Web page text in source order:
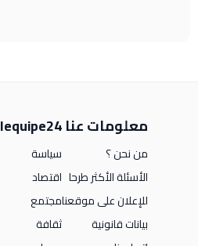
معلومات عنا
من نحن ؟
الأسئلة الأكثر طرحا
للإعلان على موقعنا
بيانات قانونية
lequipe24 في نقرة واحدة
سياسة
اقتصاد
مجتمع
ثقافة